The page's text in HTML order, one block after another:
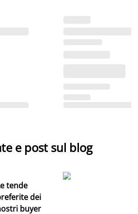
e post sul blog
tende
dei
buyer